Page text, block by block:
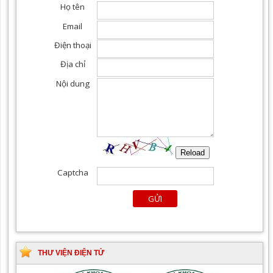
cả các chuyên khoa
THƯ VIỆN ĐIỆN TỬ